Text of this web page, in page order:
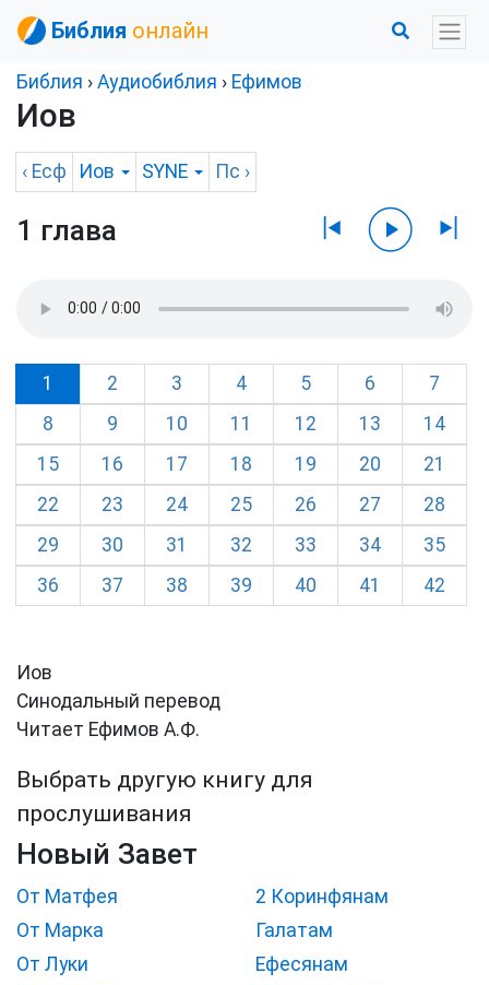
Библия онлайн
Библия › Аудиобиблия › Ефимов
Иов
‹ Есф Иов SYNE Пс ›
1 глава
1 2 3 4 5 6
7
8
9 10 11 12 13
14
15
16 17 18 19 20
21
22
23 24 25 26 27
28
29
30 31 32 33 34
35
36
37 38 39 40 41 42
Иов
Синодальный перевод
Читает Ефимов А.Ф.
Выбрать другую книгу для
прослушивания
Новый Завет
От Матфея
От Марка
От Луки
2 Коринфянам
Галатам
Ефесянам